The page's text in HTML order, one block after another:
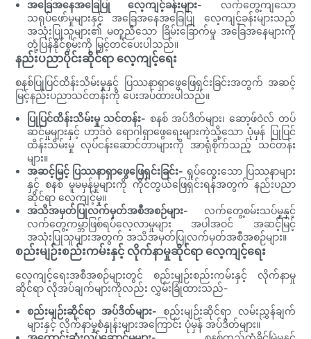
အခြေအနေအခြေပြု လေ့ကျင့်ခန်းများ- လက်တွေ့ကျသော
သရုပ်ဖော်မှုများနှင့် အခြေအနေအခြေပြု လေ့ကျင့်ခန်းများသည်
အသုံးပြုသူများ၏ မတူညီသော ခြိမ်းခြောက်မှု အခြေအနေများကို
တုံ့ပြန်နိုင်စွမ်းကို မြှင့်တင်ပေးပါသည်။
နည်းပညာပိုင်းဆိုင်ရာ လေ့ကျင့်ရေး
စနစ်ပြုပြင်ထိန်းသိမ်းမှုနှင့် ပြဿနာရှာဖွေဖြေရှင်းခြင်းအတွက် အဆင့်
မြင့်နည်းပညာသင်တန်းကို ပေးအပ်ထားပါသည်။
ပြုပြင်ထိန်းသိမ်းမှု သင်တန်း- စနစ် အပ်ဒိတ်များ၊ ဆော့ဖ်ဝဲလ် တပ်
ဆင်မှုများနှင့် ဟာ့ဒ်ဝဲ ရောဂါရှာဖွေရေးများကဲ့သို့သော ပုံမှန် ပြုပြင်
ထိန်းသိမ်းမှု လုပ်ငန်းဆောင်တာများကို အာရုံစိုက်သည့် သင်တန်း
များ။
အဆင့်မြင့် ပြဿနာရှာဖွေဖြေရှင်းခြင်း- ရှုပ်ထွေးသော ပြဿနာများ
နှင့် စနစ် မူမမှန်မှုများကို ကိုင်တွယ်ဖြေရှင်းရန်အတွက် နည်းပညာ
ဆိုင်ရာ လေ့ကျင့်မှု။
အသိအမှတ်ပြုလက်မှတ်အစီအစဉ်များ- လက်တွေ့စမ်းသပ်မှုနှင့်
လက်တွေ့ကမ္ဘာဖြစ်ရပ်လေ့လာမှုများ အပါအဝင် အဆင့်မြင့်
အသုံးပြုသူများအတွက် အသိအမှတ်ပြုလက်မှတ်အစီအစဉ်များ။
စည်းမျဉ်းစည်းကမ်းနှင့် လိုက်နာမှုဆိုင်ရာ လေ့ကျင့်ရေး
လေ့ကျင့်ရေးအစီအစဉ်များတွင် စည်းမျဉ်းစည်းကမ်းနှင့် လိုက်နာမှု
ဆိုင်ရာ လိုအပ်ချက်များကိုလည်း လွှမ်းခြုံထားသည်-
စည်းမျဉ်းဆိုင်ရာ အပ်ဒိတ်များ- စည်းမျဉ်းဆိုင်ရာ လမ်းညွှန်ချက်
များနှင့် လိုက်နာမှုစံနှုန်းများအကြောင်း ပုံမှန် အပ်ဒိတ်များ။